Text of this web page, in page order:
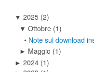
▼ 2025 (2)
▼ Ottobre (1)
• Note sul download
► Maggio (1)
► 2024 (1)